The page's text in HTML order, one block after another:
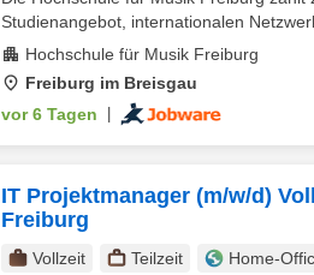
Studienangebot, internationalen
Hochschule für Musik Freiburg
Freiburg im Breisgau
vor 6 Tagen
IT Projektmanager (m/w/d)
Freiburg
Vollzeit Teilzeit Home-